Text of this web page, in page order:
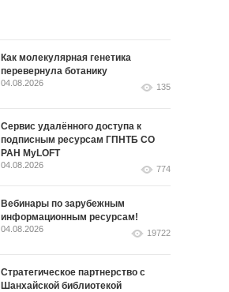
Как молекулярная генетика
перевернула ботанику
04.08.2026 135
Сервис удалённого доступа к
подписным ресурсам ГПНТБ СО
РАН MyLOFT
04.08.2026 774
Вебинары по зарубежным
информационным ресурсам!
04.08.2026 19722
Стратегическое партнерство с
Шанхайской библиотекой